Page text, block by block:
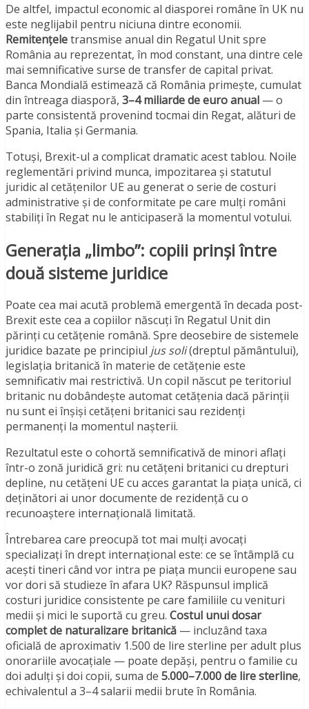
De altfel, impactul economic al diasporei române în UK nu
este neglijabil pentru niciuna dintre economii.
Remitențeletransmise anual din Regatul Unit spre
România au reprezentat, în mod constant, una dintre cele
mai semnificative surse de transfer de capital privat.
Banca Mondială estimează că România primește, cumulat
din întreaga diasporă, 3–4 miliarde de euro anual — o
parte consistentă provenind tocmai din Regat, alături de
Spania, Italia și Germania.
Totuși, Brexit-ul a complicat dramatic acest tablou. Noile
reglementări privind munca, impozitarea și statutul
juridic al cetățenilor UE au generat o serie de costuri
administrative și de conformitate pe care mulți români
stabiliți în Regat nu le anticipaseră la momentul votului.
Generația „limbo”: copiii prinși între
două sisteme juridice
Poate cea mai acută problemă emergentă în decada post-
Brexit este cea a copiilor născuți în Regatul Unit din
părinți cu cetățenie română. Spre deosebire de sistemele
juridice bazate pe principiul jus soli(dreptul pământului),
legislația britanică în materie de cetățenie este
semnificativ mai restrictivă. Un copil născut pe teritoriul
britanic nu dobândește automat cetățenia dacă părinții
nu sunt ei înșiși cetățeni britanici sau rezidenți
permanenți la momentul nașterii.
Rezultatul este o cohortă semnificativă de minori aflați
într-o zonă juridică gri: nu cetățeni britanici cu drepturi
depline, nu cetățeni UE cu acces garantat la piața unică, ci
deținători ai unor documente de rezidență cu o
recunoaștere internațională limitată.
Întrebarea care preocupă tot mai mulți avocați
specializați în drept internațional este: ce se întâmplă cu
acești tineri când vor intra pe piața muncii europene sau
vor dori să studieze în afara UK? Răspunsul implică
costuri juridice consistente pe care familiile cu venituri
medii și mici le suportă cu greu. Costul unui dosar
complet de naturalizare britanică — incluzând taxa
oficială de aproximativ 1.500 de lire sterline per adult plus
onorariile avocațiale — poate depăși, pentru o familie cu
doi adulți și doi copii, suma de 5.000–7.000 de lire sterline,
echivalentul a 3–4 salarii medii brute în România.